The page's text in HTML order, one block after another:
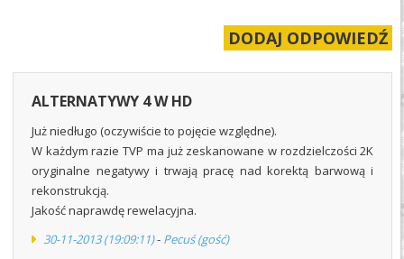
DODAJ ODPOWIEDŹ
ALTERNATYWY 4 W HD
Już niedługo (oczywiście to pojęcie względne).
W każdym razie TVP ma już zeskanowane w rozdzielczości 2K
oryginalne negatywy i trwają pracę nad korektą barwową i
rekonstrukcją.
Jakość naprawdę rewelacyjna.
30-11-2013 (19:09:11)- Pecuś (gość)